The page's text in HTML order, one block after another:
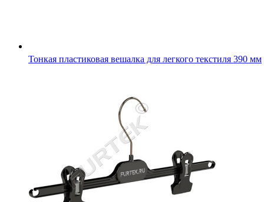
Тонкая пластиковая вешалка для легкого текстиля 390 мм